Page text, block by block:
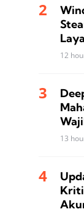
12
13